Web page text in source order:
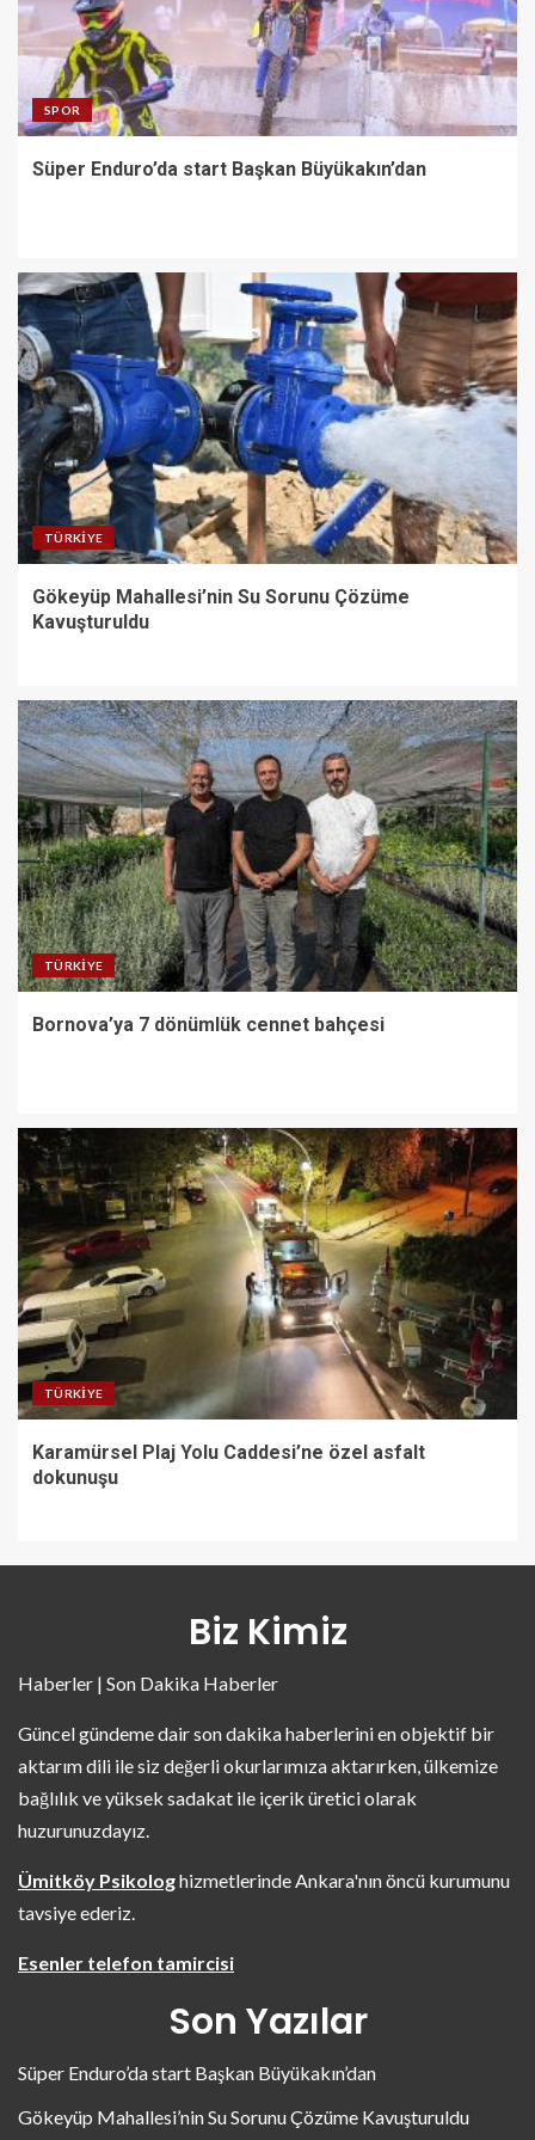
SPOR
Süper Enduro’da start Başkan Büyükakın’dan
TÜRKIYE
Gökeyüp Mahallesi’nin Su Sorunu Çözüme
Kavuşturuldu
TÜRKIYE
Bornova’ya 7 dönümlük cennet bahçesi
TÜRKIYE
Karamürsel Plaj Yolu Caddesi’ne özel asfalt
dokunuşu
Biz Kimiz
Haberler | Son Dakika Haberler
Güncel gündeme dair son dakika haberlerini en objektif bir
aktarım dili ile siz değerli okurlarımıza aktarırken, ülkemize
bağlılık ve yüksek sadakat ile içerik üretici olarak
huzurunuzdayız.
Ümitköy Psikologhizmetlerinde Ankara'nın öncü kurumunu
tavsiye ederiz.
Esenler telefon tamircisi
Son Yazılar
Süper Enduro’da start Başkan Büyükakın’dan
Gökeyüp Mahallesi’nin Su Sorunu Çözüme Kavuşturuldu